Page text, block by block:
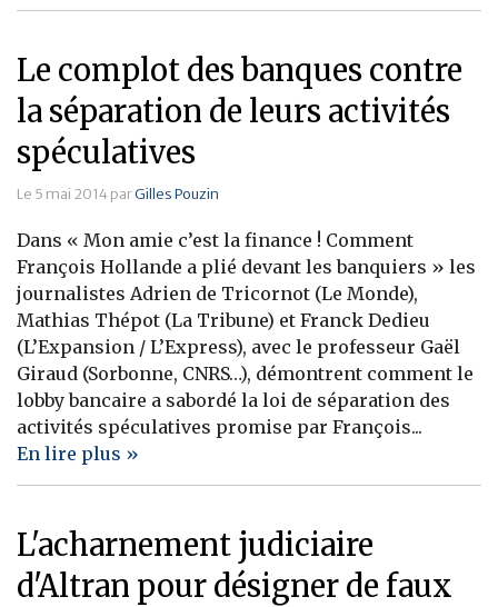
Le complot des banques contre
la séparation de leurs activités
spéculatives
Le 5 mai 2014 parGilles Pouzin
Dans « Mon amie c’est la finance ! Comment
François Hollande a plié devant les banquiers » les
journalistes Adrien de Tricornot (Le Monde),
Mathias Thépot (La Tribune) et Franck Dedieu
(L’Expansion / L’Express), avec le professeur Gaël
Giraud (Sorbonne, CNRS…), démontrent comment le
lobby bancaire a sabordé la loi de séparation des
activités spéculatives promise par François...
En lire plus »
L'acharnement judiciaire
d'Altran pour désigner de faux